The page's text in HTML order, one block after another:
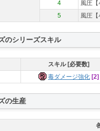
4
風圧
5
風圧
のシリーズスキル
スキル [必要数]
毒ダメージ強化 [2]
の生産